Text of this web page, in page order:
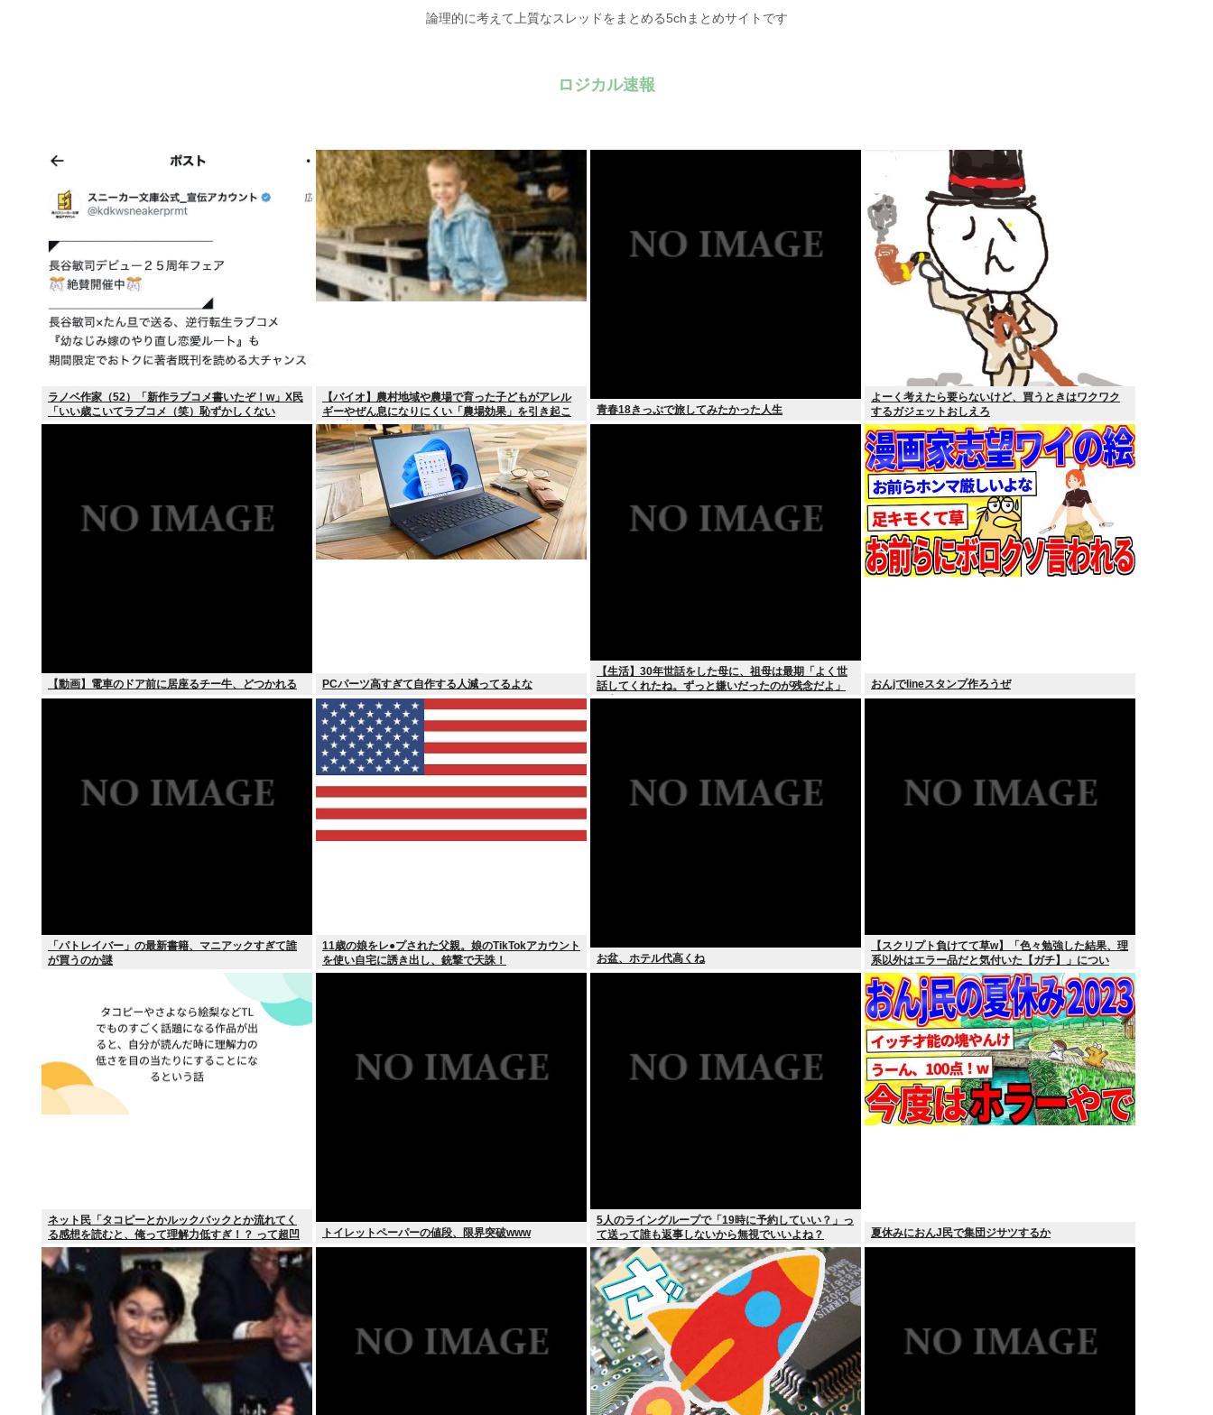
論理的に考えて上質なスレッドをまとめる5chまとめサイトです
ロジカル速報
ラノベ作家（52）「新作ラブコメ書いたぞ！w」X民
「いい歳こいてラブコメ（笑）恥ずかしくない
の？」
【バイオ】農村地域や農場で育った子どもがアレル
ギーやぜん息になりにくい「農場効果」を引き起こ
す細菌が判明
青春18きっぷで旅してみたかった人生
よーく考えたら要らないけど、買うときはワクワク
するガジェットおしえろ
【動画】電車のドア前に居座るチー牛、どつかれる PCパーツ高すぎて自作する人減ってるよな
【生活】30年世話をした母に、祖母は最期「よく世
話してくれたね。ずっと嫌いだったのが残念だよ」
と言って死んだ
おんjでlineスタンプ作ろうぜ
「パトレイバー」の最新書籍、マニアックすぎて誰
が買うのか謎
11歳の娘をレ●プされた父親。娘のTikTokアカウント
を使い自宅に誘き出し、銃撃で天誅！
お盆、ホテル代高くね
【スクリプト負けてて草w】「色々勉強した結果、理
系以外はエラー品だと気付いた【ガチ】」につい
て、もっと具体的に話そうか
ネット民「タコピーとかルックバックとか流れてく
る感想を読むと、俺って理解力低すぎ！？ って超凹
む。つらい」
トイレットペーパーの値段、限界突破www
5人のライングループで「19時に予約していい？」っ
て送って誰も返事しないから無視でいいよね？
夏休みにおんJ民で集団ジサツするか